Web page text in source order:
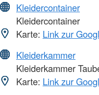
Kleidercontainer
Kleidercontainer
Karte: Link zur
Kleiderkammer
Kleiderkammer
Karte: Link zur